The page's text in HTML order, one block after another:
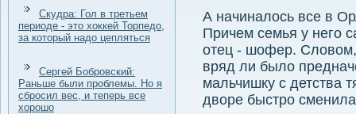
Скудра: Гол в третьем
периоде - это хоккей Торпедо,
за который надо цепляться
Сергей Бобровский:
Раньше были проблемы. Но я
сбросил вес, и теперь все
хорошо
А начиналось все в
Причем семья у него
отец - шофер.
вряд ли было
мальчишку с детства
дворе быстро